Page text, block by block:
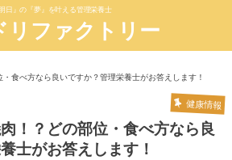
明日』の『夢』を叶える管理栄養士
リファクトリー
食べ方なら良いですか？管理栄養士がお答えします！
健康情報
！？どの部位・食べ方なら良
士がお答えします！